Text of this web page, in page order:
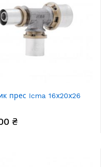
прес Icma 16х20х26
₴